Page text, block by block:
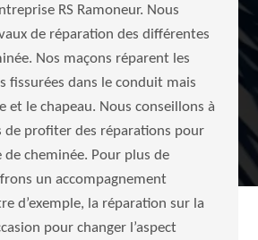
RS Ramoneur. Nous
de réparation des différentes
Nos maçons réparent les
fissurées dans le conduit mais
et le chapeau. Nous conseillons à
profiter des réparations pour
de cheminée. Pour plus de
un accompagnement
d’exemple, la réparation sur la
pour changer l’aspect